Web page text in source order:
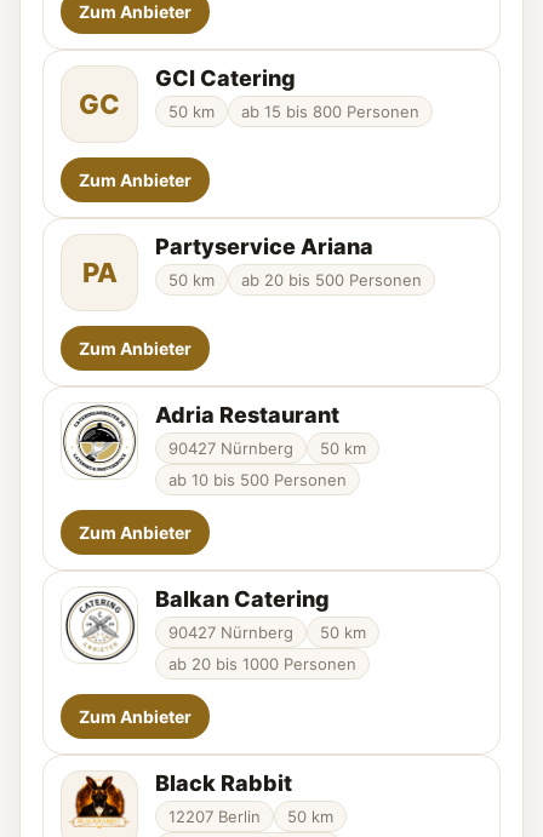
Zum Anbieter
GC
GCI Catering
50 km ab 15 bis 800 Personen
Zum Anbieter
PA
Partyservice Ariana
50 km ab 20 bis 500 Personen
Zum Anbieter
Adria Restaurant
90427 Nürnberg
50 km
ab 10 bis 500 Personen
Zum Anbieter
Balkan Catering
90427 Nürnberg
50 km
ab 20 bis 1000 Personen
Zum Anbieter
Black Rabbit
12207 Berlin 50 km